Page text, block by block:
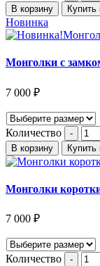
В корзину Купить
Новинка
Монголки с
7 000 ₽
Количество
В корзину Купить
Монголки
7 000 ₽
Количество